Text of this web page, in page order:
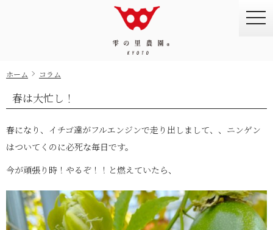
ホーム コラム
春は大忙し！
春になり、イチゴ達がフルエンジンで走り出しまして、、ニンゲン
はついてくのに必死な毎日です。
今が頑張り時！やるぞ！！と燃えていたら、